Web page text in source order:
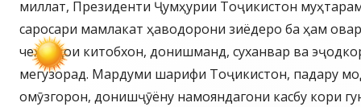
миллат, Президенти Ҷумҳурии Тоҷикистон
саросари мамлакат ҳаводорони зиёдеро ба ҳам
чеҳраҳои китобхон, донишманд, суханвар ва
мегузорад. Мардуми шарифи Тоҷикистон, падару
омӯзгорон, донишҷӯёну намояндагони касбу кори